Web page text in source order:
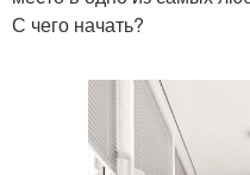
С чего начать?